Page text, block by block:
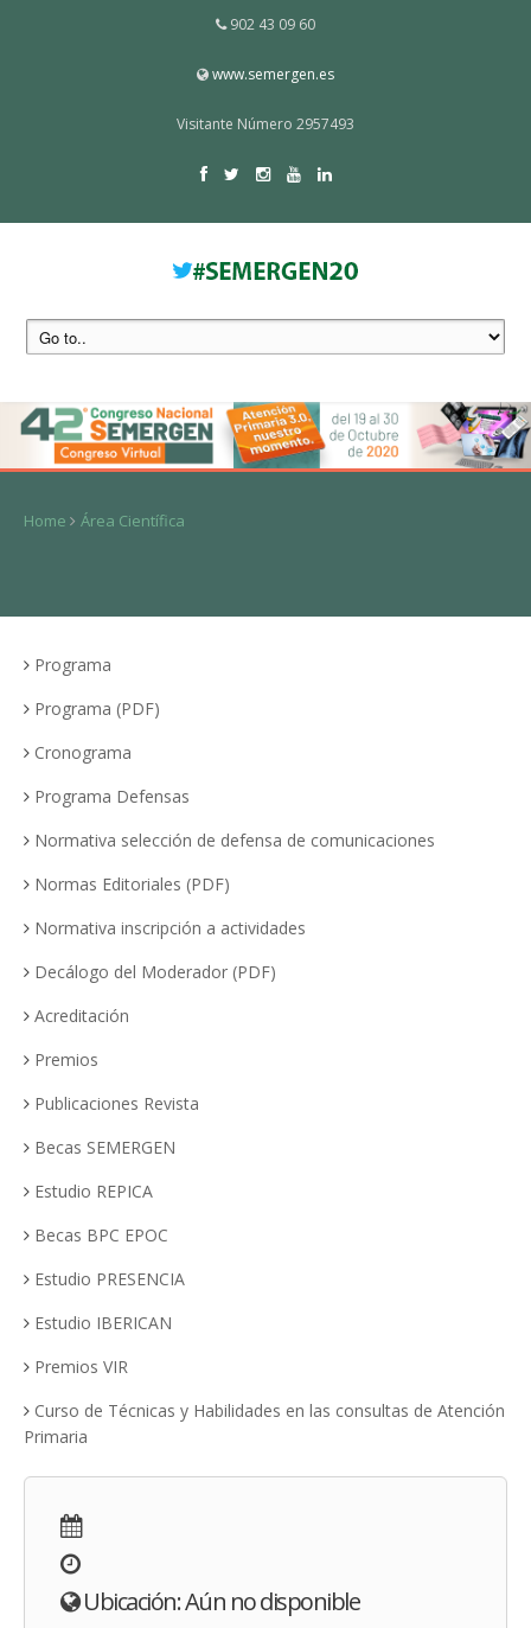
902 43 09 60
www.semergen.es
Visitante Número 2957493
Home Área Científica
Programa
Programa (PDF)
Cronograma
Programa Defensas
Normativa selección de defensa de comunicaciones
Normas Editoriales (PDF)
Normativa inscripción a actividades
Decálogo del Moderador (PDF)
Acreditación
Premios
Publicaciones Revista
Becas SEMERGEN
Estudio REPICA
Becas BPC EPOC
Estudio PRESENCIA
Estudio IBERICAN
Premios VIR
Curso de Técnicas y Habilidades en las consultas de Atención
Primaria
Ubicación: Aún no disponible